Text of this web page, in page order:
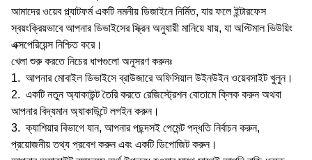
আমাদের ওয়েব প্ল্যাটফর্ম একটি নমনীয় ডিজাইনে নির্মিত, যার ফলে ইন্টারফেস
স্বয়ংক্রিয়ভাবে আপনার ডিভাইসের স্ক্রিন অনুযায়ী মানিয়ে যায়, যা অপ্টিমাল ভিউয়িং
এক্সপেরিয়েন্স নিশ্চিত করে।
খেলা শুরু করতে নিচের ধাপগুলো অনুসরণ করুনঃ
আপনার মোবাইল ডিভাইসে ব্রাউজারে অফিসিয়াল উইনউইন ওয়েবসাইট খুলুন।
একটি নতুন অ্যাকাউন্ট তৈরি করতে রেজিস্ট্রেশন বোতামে ক্লিক করুন অথবা
আপনার বিদ্যমান অ্যাকাউন্টে লগইন করুন।
ক্যাশিয়ার বিভাগে যান, আপনার পছন্দসই পেমেন্ট পদ্ধতি নির্বাচন করুন,
প্রয়োজনীয় তথ্য প্রবেশ করুন এবং একটি ডিপোজিট করুন।